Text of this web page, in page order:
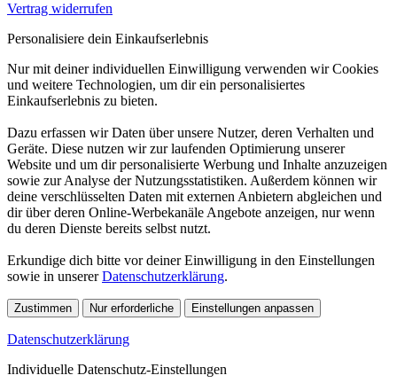
Vertrag widerrufen
Personalisiere dein Einkaufserlebnis
Nur mit deiner individuellen Einwilligung verwenden wir Cookies
und weitere Technologien, um dir ein personalisiertes
Einkaufserlebnis zu bieten.
Dazu erfassen wir Daten über unsere Nutzer, deren Verhalten und
Geräte. Diese nutzen wir zur laufenden Optimierung unserer
Website und um dir personalisierte Werbung und Inhalte anzuzeigen
sowie zur Analyse der Nutzungsstatistiken. Außerdem können wir
deine verschlüsselten Daten mit externen Anbietern abgleichen und
dir über deren Online-Werbekanäle Angebote anzeigen, nur wenn
du deren Dienste bereits selbst nutzt.
Erkundige dich bitte vor deiner Einwilligung in den Einstellungen
sowie in unsererDatenschutzerklärung.
Zustimmen Nur erforderliche Einstellungen anpassen
Datenschutzerklärung
Individuelle Datenschutz-Einstellungen